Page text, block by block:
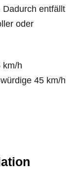
entfällt
oder
km/h
45 km/h